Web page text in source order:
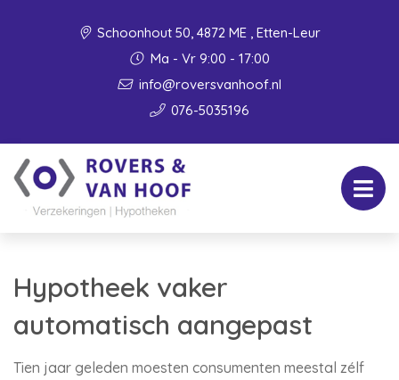
Schoonhout 50, 4872 ME , Etten-Leur
Ma - Vr 9:00 - 17:00
info@roversvanhoof.nl
076-5035196
Hypotheek vaker
automatisch aangepast
Tien jaar geleden moesten consumenten meestal zélf